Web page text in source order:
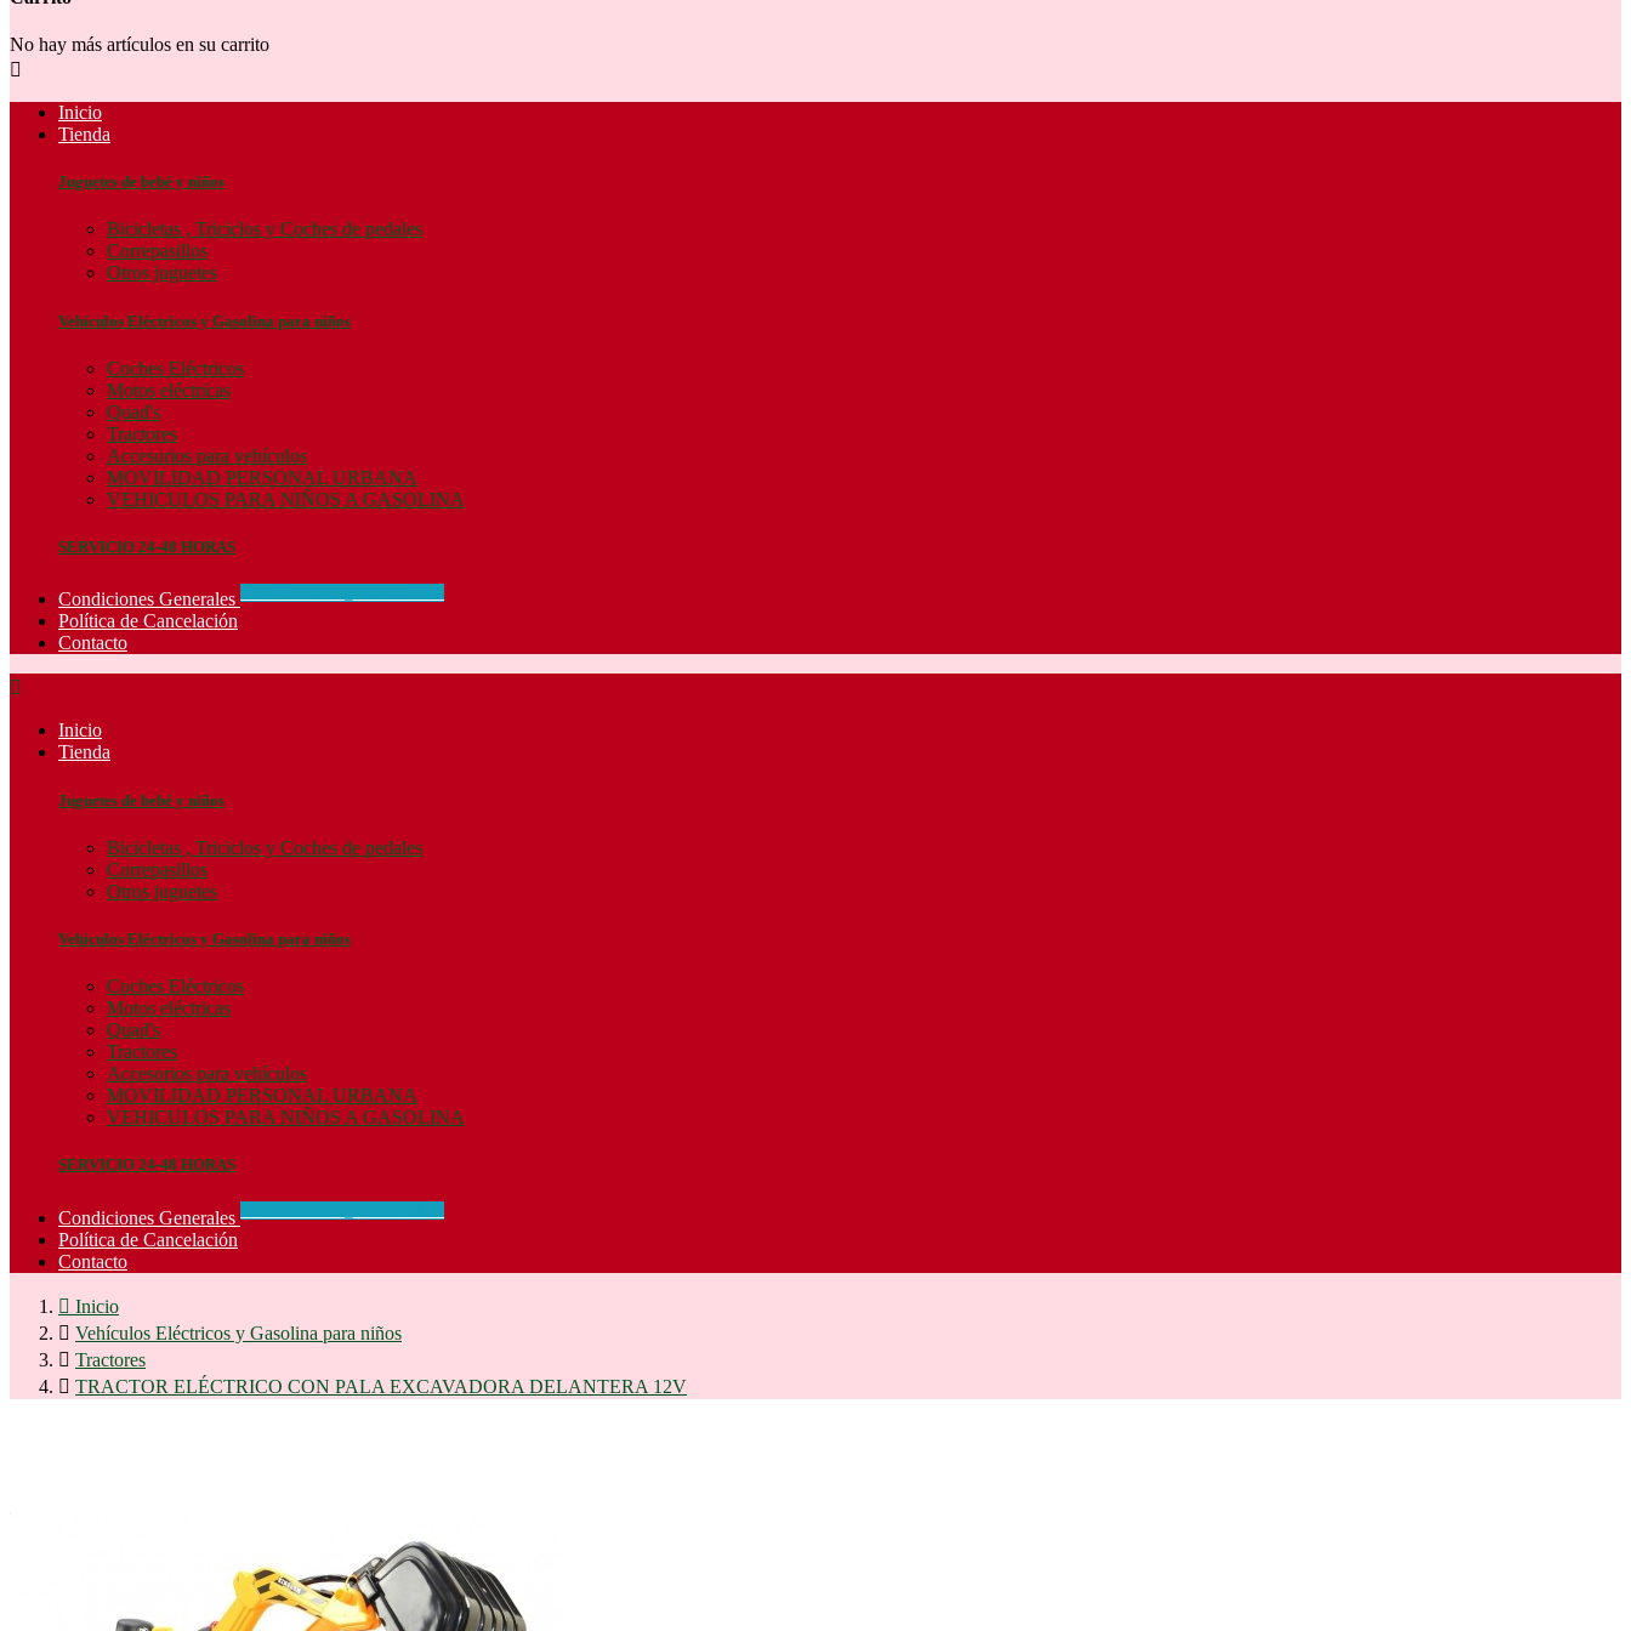
No hay más artículos en su carrito

Inicio
Tienda
Juguetes de bebé y niños
Bicicletas , Triciclos y Coches de pedales
Correpasillos
Otros juguetes
Vehículos Eléctricos y Gasolina para niños
Coches Eléctricos
Motos eléctricas
Quad's
Tractores
Accesorios para vehículos
MOVILIDAD PERSONAL URBANA
VEHICULOS PARA NIÑOS A GASOLINA
SERVICIO 24-48 HORAS
Condiciones Generales
Política de Cancelación
Contacto

Inicio
Tienda
Juguetes de bebé y niños
Bicicletas , Triciclos y Coches de pedales
Correpasillos
Otros juguetes
Vehículos Eléctricos y Gasolina para niños
Coches Eléctricos
Motos eléctricas
Quad's
Tractores
Accesorios para vehículos
MOVILIDAD PERSONAL URBANA
VEHICULOS PARA NIÑOS A GASOLINA
SERVICIO 24-48 HORAS
Condiciones Generales
Política de Cancelación
Contacto
 Inicio
 Vehículos Eléctricos y Gasolina para niños
 Tractores
 TRACTOR ELÉCTRICO CON PALA EXCAVADORA DELANTERA 12V